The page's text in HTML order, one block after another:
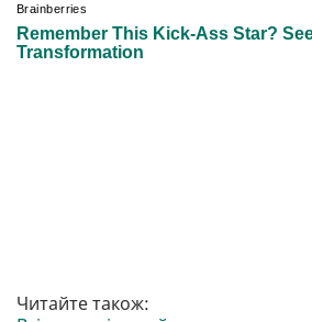
Читайте також: